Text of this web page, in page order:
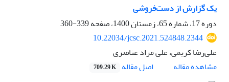
یک گزارش از دست‌فروشی
دوره 17، شماره 65، زمستان 1400، صفحه
339-360
10.22034/jcsc.2021.524848.2344
علی‌رضا کریمی، علی مراد عناصری
مشاهده مقاله
اصل مقاله 709.29 K